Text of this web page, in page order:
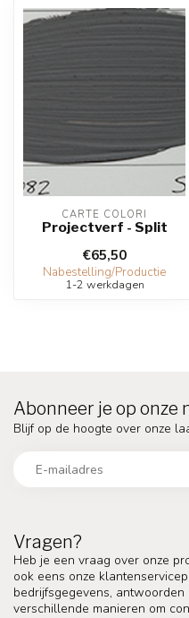
CARTE COLORI
Projectverf - Split
€65,50
Nabestelling/Productie
1-2 werkdagen
Vragen?
Heb je een vraag over onze
ook eens onze
bedrijfsgegevens,
verschillende manieren om
Abonneer je op onze
Blijf op de hoogte over onze